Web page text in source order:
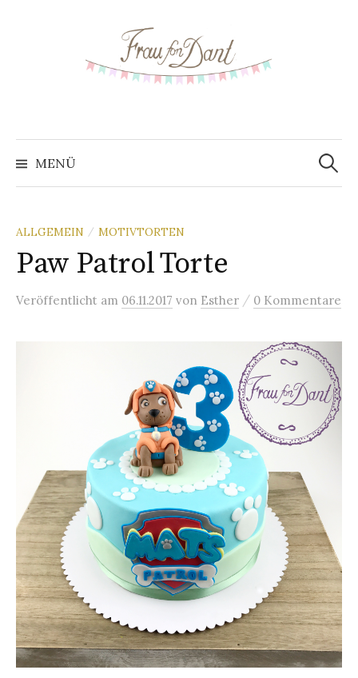
e
z
u
I
h
MENÜ S
h
e
n
a
h
:
ALLGEMEIN / MOTIVTORTEN
Paw Patrol Torte
Veröffentlicht am 06.11.2017 von Esther / 0 Kommentare